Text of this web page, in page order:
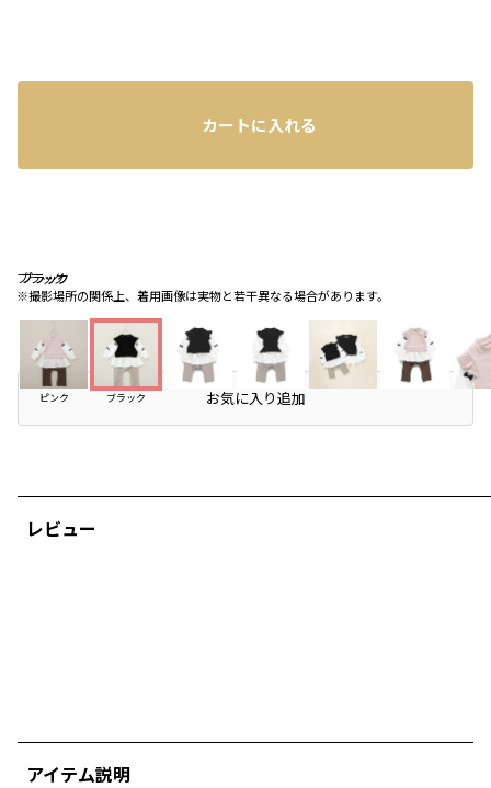
ブラック
※撮影場所の関係上、着用画像は実物と若干異なる場合があります。
ブラック
ブラック
ピンク ブラック
レビュー
カートに入れる
店頭在庫を確認するお気に入り追加
アイテム説明